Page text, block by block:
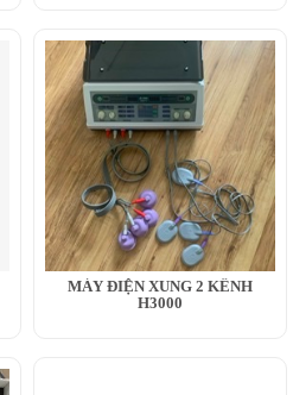
MÁY ĐIỆN XUNG 2 KÊNH
H3000